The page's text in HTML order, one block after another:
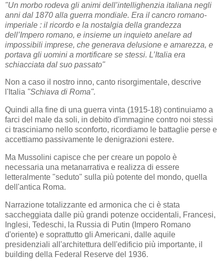
"Un morbo rodeva gli animi dell’intellighenzia italiana negli
anni dal 1870 alla guerra mondiale. Era il cancro romano-
imperiale : il ricordo e la nostalgia della grandezza
dell’Impero romano, e insieme un inquieto anelare ad
impossibili imprese, che generava delusione e amarezza, e
portava gli uomini a mortificare se stessi. L’Italia era
schiacciata dal suo passato"
Non a caso il nostro inno, canto risorgimentale, descrive
l'Italia "Schiava di Roma".
Quindi alla fine di una guerra vinta (1915-18) continuiamo a
farci del male da soli, in debito d'immagine contro noi stessi
ci trasciniamo nello sconforto, ricordiamo le battaglie perse e
accettiamo passivamente le denigrazioni estere.
Ma Mussolini capisce che per creare un popolo è
necessaria una metanarrativa e realizza di essere
letteralmente "seduto" sulla più potente del mondo, quella
dell'antica Roma.
Narrazione totalizzante ed armonica che ci è stata
saccheggiata dalle più grandi potenze occidentali, Francesi,
Inglesi, Tedeschi, la Russia di Putin (Impero Romano
d'oriente) e soprattutto gli Americani, dalle aquile
presidenziali all'architettura dell'edificio più importante, il
building della Federal Reserve del 1936.